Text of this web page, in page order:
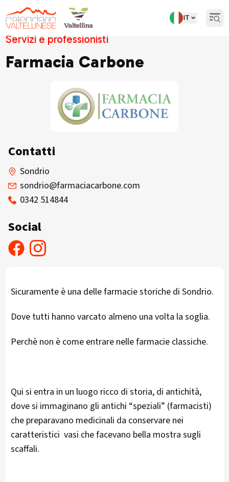
IT
Servizi e professionisti
Farmacia Carbone
Contatti
Sondrio
sondrio@farmaciacarbone.com
0342 514844
Social
Sicuramente è una delle farmacie storiche di Sondrio.
Dove tutti hanno varcato almeno una volta la soglia.
Perchè non è come entrare nelle farmacie classiche.
Qui si entra in un luogo ricco di storia, di antichità,
dove si immaginano gli antichi “speziali” (farmacisti)
che preparavano medicinali da conservare nei
caratteristici vasi che facevano bella mostra sugli
scaffali.